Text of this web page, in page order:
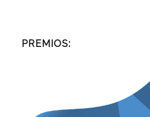
PREMIOS: